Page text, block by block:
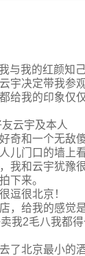
与我的红颜知
宇决定带我参
给我的印象仅
云宇及本人
奇和一个无敌
儿门口的墙上
我和云宇犹豫
下来。
逗很北京！
，给我的感觉
我2毛八我都
了北京最小的